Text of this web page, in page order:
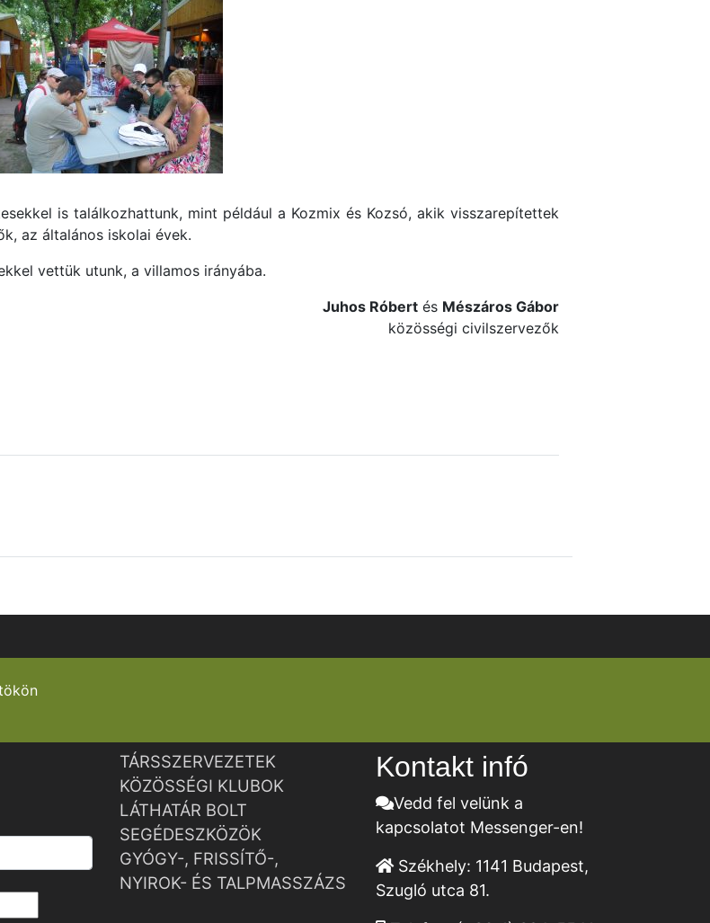
is találkozhattunk, mint például a Kozmix és Kozsó, akik visszarepítettek
az általános iskolai évek.
vettük utunk, a villamos irányába.
Juhos Róbert és Mészáros Gábor
közösségi civilszervezők
TÁRSSZERVEZETEK
KÖZÖSSÉGI KLUBOK
LÁTHATÁR BOLT
SEGÉDESZKÖZÖK
GYÓGY-, FRISSÍTŐ-,
NYIROK- ÉS TALPMASSZÁZS
Kontakt infó
Vedd fel velünk a
kapcsolatot Messenger-en!
Székhely: 1141 Budapest,
Szugló utca 81.